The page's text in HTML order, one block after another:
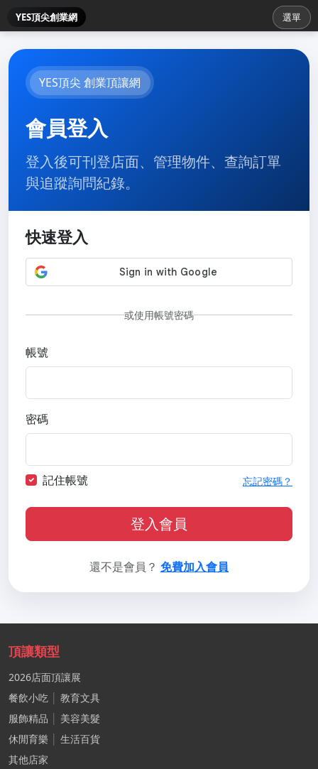
YES頂尖創業網 選單
YES頂尖 創業頂讓網
會員登入
登入後可刊登店面、管理物件、查詢訂單
與追蹤詢問紀錄。
快速登入
或使用帳號密碼
帳號
密碼
記住帳號 忘記密碼？
登入會員
還不是會員？ 免費加入會員
頂讓類型
2026店面頂讓展
餐飲小吃
教育文具
服飾精品
美容美髮
休閒育樂
生活百貨
其他店家